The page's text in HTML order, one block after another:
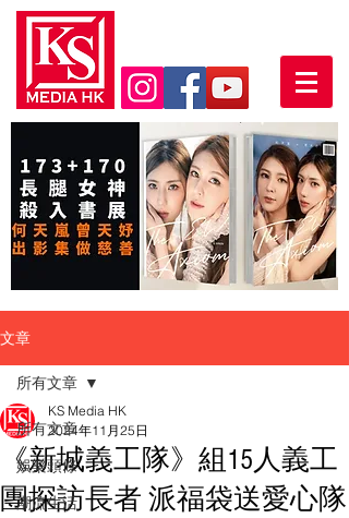
文章
所有文章
娛樂頭條
潮流生活
所有文章
《新城義工隊》組15人義工
團探訪長者 派福袋送愛心隊
KS Media HK
2024年11月25日